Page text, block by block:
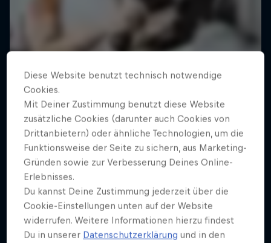
Diese Website benutzt technisch notwendige
Cookies.
Mit Deiner Zustimmung benutzt diese Website
zusätzliche Cookies (darunter auch Cookies von
Drittanbietern) oder ähnliche Technologien, um die
Funktionsweise der Seite zu sichern, aus Marketing-
Gründen sowie zur Verbesserung Deines Online-
Erlebnisses.
Du kannst Deine Zustimmung jederzeit über die
Cookie-Einstellungen unten auf der Website
widerrufen. Weitere Informationen hierzu findest
Du in unserer Datenschutzerklärung und in den